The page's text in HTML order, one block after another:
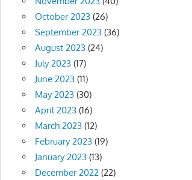
October 2023(26)
September 2023(36)
August 2023(24)
July 2023(17)
June 2023(11)
May 2023(30)
April 2023(16)
March 2023(12)
February 2023(19)
January 2023(13)
December 2022(22)